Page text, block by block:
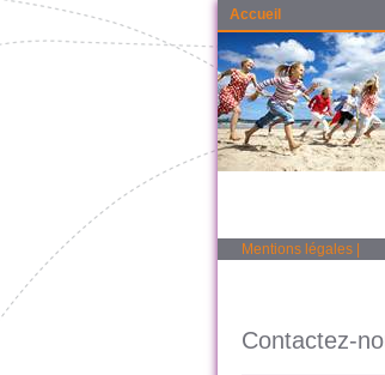
Accueil
Mentions légales
Contactez-